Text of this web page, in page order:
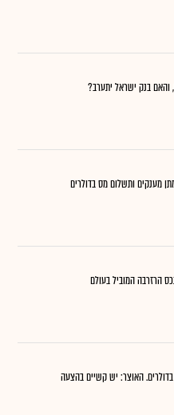
והאם בנק ישראל יתערב?
מענקים ותשלום מס בדולרים
הרזרבה המוביל בעולם
האוצר: יש קשיים בהצעה